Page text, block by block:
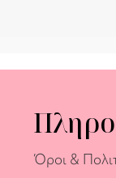
Όροι &